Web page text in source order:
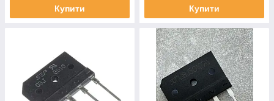
Купити Купити